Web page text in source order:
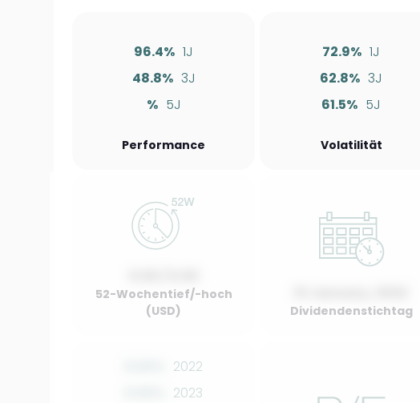
96.4% 1J
48.8% 3J
% 5J
Performance
72.9% 1J
62.8% 3J
61.5% 5J
Volatilität
52-Wochentief/-hoch
(USD)
Dividendenstichtag
2022
2023